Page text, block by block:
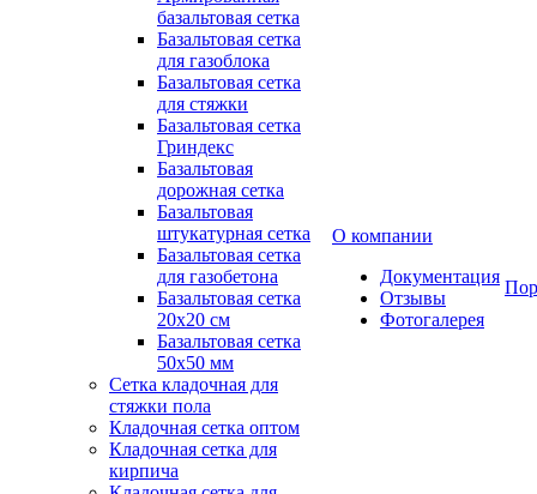
базальтовая сетка
Базальтовая сетка
для газоблока
Базальтовая сетка
для стяжки
Базальтовая сетка
Гриндекс
Базальтовая
дорожная сетка
Базальтовая
штукатурная сетка
Базальтовая сетка
для газобетона
Базальтовая сетка
20x20 см
Базальтовая сетка
50x50 мм
Сетка кладочная для
стяжки пола
Кладочная сетка оптом
Кладочная сетка для
кирпича
О компании
Документация
Отзывы
Фотогалерея